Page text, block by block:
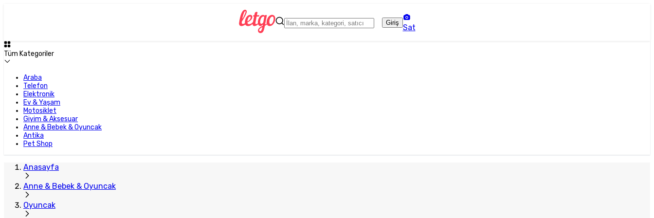
Giriş
Sat
Tüm Kategoriler
Araba
Telefon
Elektronik
Ev & Yaşam
Motosiklet
Giyim & Aksesuar
Anne & Bebek & Oyuncak
Antika
Pet Shop
Anasayfa
Anne & Bebek & Oyuncak
Oyuncak